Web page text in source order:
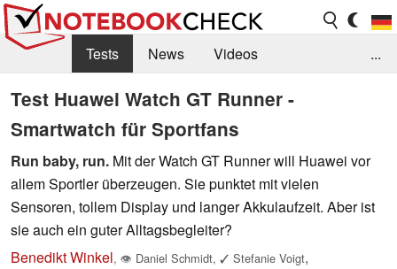
Tests News
Videos
Benchmarks & Tech
Externe Tests
Kaufberatung
Deals Suche
Forum
...
Test Huawei Watch GT Runner -
Smartwatch für Sportfans
Run baby, run. Mit der Watch GT Runner will Huawei vor
allem Sportler überzeugen. Sie punktet mit vielen
Sensoren, tollem Display und langer Akkulaufzeit. Aber ist
sie auch ein guter Alltagsbegleiter?
Benedikt Winkel, 👁 Daniel Schmidt, ✓ Stefanie Voigt,